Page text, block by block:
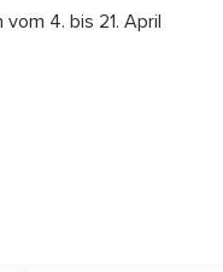
4. bis 21. April